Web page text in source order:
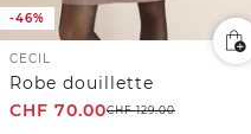
-46%
CECIL
Robe douillette
CHF 70.00CHF129.00